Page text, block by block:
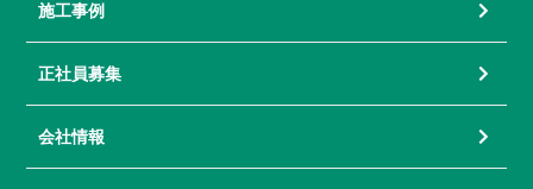
施工事例
正社員募集
会社情報